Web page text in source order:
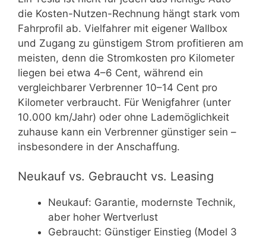
die Kosten-Nutzen-Rechnung hängt stark vom
Fahrprofil ab. Vielfahrer mit eigener Wallbox
und Zugang zu günstigem Strom profitieren am
meisten, denn die Stromkosten pro Kilometer
liegen bei etwa 4–6 Cent, während ein
vergleichbarer Verbrenner 10–14 Cent pro
Kilometer verbraucht. Für Wenigfahrer (unter
10.000 km/Jahr) oder ohne Lademöglichkeit
zuhause kann ein Verbrenner günstiger sein –
insbesondere in der Anschaffung.
Neukauf vs. Gebraucht vs. Leasing
Neukauf: Garantie, modernste Technik,
aber hoher Wertverlust
Gebraucht: Günstiger Einstieg (Model 3